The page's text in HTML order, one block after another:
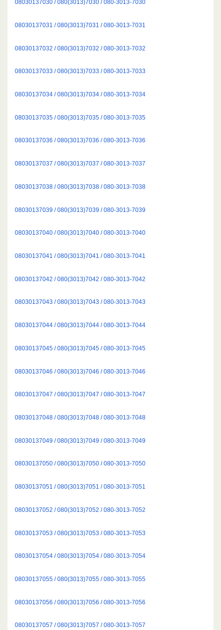
08030137030 / 080(3013)7030 / 080-3013-7030
08030137031 / 080(3013)7031 / 080-3013-7031
08030137032 / 080(3013)7032 / 080-3013-7032
08030137033 / 080(3013)7033 / 080-3013-7033
08030137034 / 080(3013)7034 / 080-3013-7034
08030137035 / 080(3013)7035 / 080-3013-7035
08030137036 / 080(3013)7036 / 080-3013-7036
08030137037 / 080(3013)7037 / 080-3013-7037
08030137038 / 080(3013)7038 / 080-3013-7038
08030137039 / 080(3013)7039 / 080-3013-7039
08030137040 / 080(3013)7040 / 080-3013-7040
08030137041 / 080(3013)7041 / 080-3013-7041
08030137042 / 080(3013)7042 / 080-3013-7042
08030137043 / 080(3013)7043 / 080-3013-7043
08030137044 / 080(3013)7044 / 080-3013-7044
08030137045 / 080(3013)7045 / 080-3013-7045
08030137046 / 080(3013)7046 / 080-3013-7046
08030137047 / 080(3013)7047 / 080-3013-7047
08030137048 / 080(3013)7048 / 080-3013-7048
08030137049 / 080(3013)7049 / 080-3013-7049
08030137050 / 080(3013)7050 / 080-3013-7050
08030137051 / 080(3013)7051 / 080-3013-7051
08030137052 / 080(3013)7052 / 080-3013-7052
08030137053 / 080(3013)7053 / 080-3013-7053
08030137054 / 080(3013)7054 / 080-3013-7054
08030137055 / 080(3013)7055 / 080-3013-7055
08030137056 / 080(3013)7056 / 080-3013-7056
08030137057 / 080(3013)7057 / 080-3013-7057